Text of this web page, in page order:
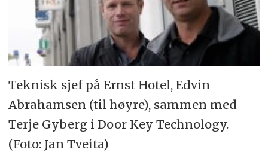
Teknisk sjef på Ernst Hotel, Edvin
Abrahamsen (til høyre), sammen med
Terje Gyberg i Door Key Technology.
(Foto: Jan Tveita)